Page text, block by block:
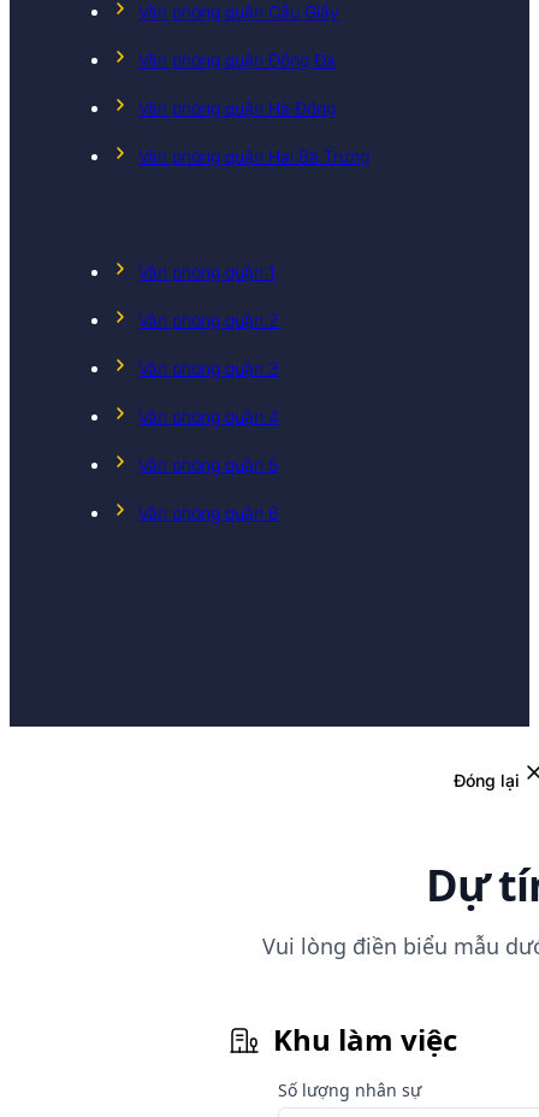
Văn phòng quận Cầu Giấy
Văn phòng quận Đống Đa
Văn phòng quận Hà Đông
Văn phòng quận Hai Bà Trưng
Văn phòng quận 1
Văn phòng quận 2
Văn phòng quận 3
Văn phòng quận 4
Văn phòng quận 5
Văn phòng quận 6
Đóng lại